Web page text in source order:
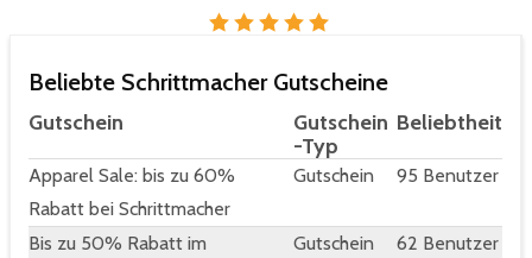
Beliebte Schrittmacher Gutscheine
Gutschein
Gutschein
-Typ
Beliebtheit
Apparel Sale: bis zu 60%
Rabatt bei Schrittmacher
Gutschein 95 Benutzer
Bis zu 50% Rabatt im
Gutschein 62 Benutzer